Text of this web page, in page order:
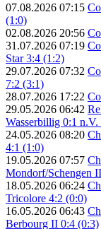
07.08.2026 07:15
(1:0)
02.08.2026 20:56
31.07.2026 07:19
Star 3:4 (1:2)
29.07.2026 07:32
7:2 (3:1)
28.07.2026 17:22
29.05.2026 06:42
Wasserbillig 0:1 n.V.
24.05.2026 08:20
4:1 (1:0)
19.05.2026 07:57
Mondorf/Schengen
18.05.2026 06:24
Tricolore 4:2 (0:0)
16.05.2026 06:43
Berbourg II 0:4 (0:3)